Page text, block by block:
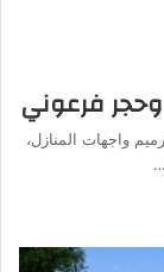
فرعوني
واجهات المنازل،